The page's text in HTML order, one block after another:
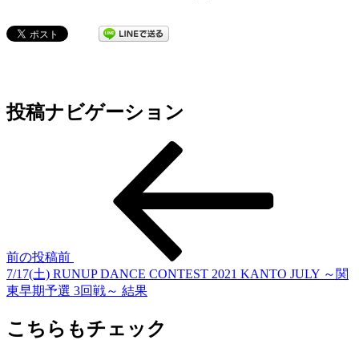
投稿ナビゲーション
前の投稿前
7/17(土) RUNUP DANCE CONTEST 2021 KANTO JULY ～関
東早期予選 3回戦～ 結果
こちらもチェック